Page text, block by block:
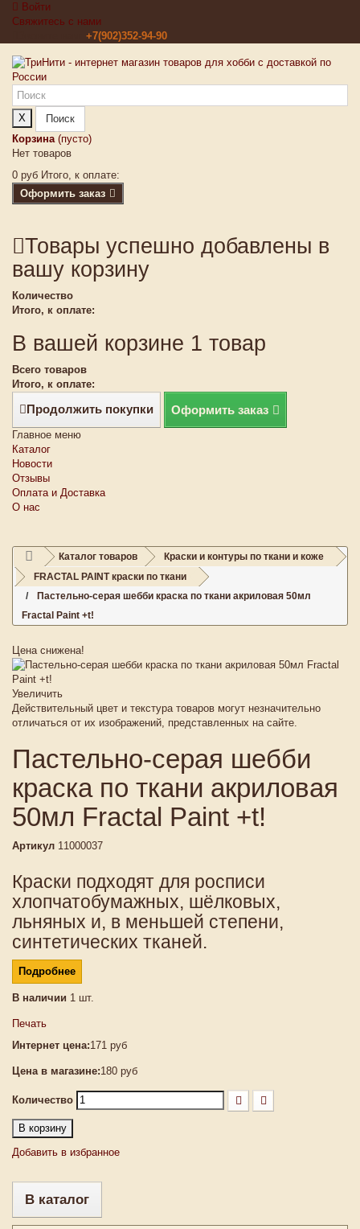
Войти
Свяжитесь с нами
+7(902)352-94-90
X
Поиск
Корзина (пусто)
Нет товаров
0 руб Итого, к оплате:
Оформить заказ
Товары успешно добавлены в
вашу корзину
Количество
Итого, к оплате:
В вашей корзине 1 товар
Всего товаров
Итого, к оплате:
Продолжить покупки Оформить заказ
Главное меню
Каталог
Новости
Отзывы
Оплата и Доставка
О нас
Каталог товаров
Краски и контуры по ткани и коже
FRACTAL PAINT краски по ткани
Пастельно-серая шебби краска по ткани акриловая 50мл
Fractal Paint +t!
Цена снижена!
Увеличить
Действительный цвет и текстура товаров могут незначительно
отличаться от их изображений, представленных на сайте.
Пастельно-серая шебби
краска по ткани акриловая
50мл Fractal Paint +t!
Артикул 11000037
Краски подходят для росписи
хлопчатобумажных, шёлковых,
льняных и, в меньшей степени,
синтетических тканей.
Подробнее
В наличии 1 шт.
Печать
Интернет цена:171 руб
Цена в магазине:180 руб
Количество
В корзину
Добавить в избранное
В каталог